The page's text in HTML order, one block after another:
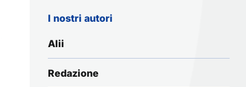
I nostri autori
Alii
Redazione